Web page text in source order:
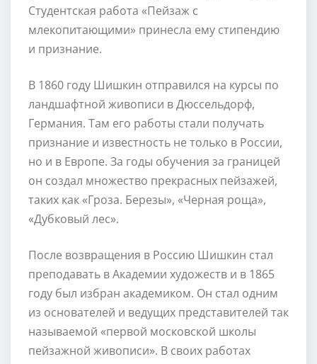
Студентская работа «Пейзаж с
млекопитающими» принесла ему стипендию
и признание.
В 1860 году Шишкин отправился на курсы по
ландшафтной живописи в Дюссельдорф,
Германия. Там его работы стали получать
признание и известность не только в России,
но и в Европе. За годы обучения за границей
он создал множество прекрасных пейзажей,
таких как «Гроза. Березы», «Черная роща»,
«Дубковый лес».
После возвращения в Россию Шишкин стал
преподавать в Академии художеств и в 1865
году был избран академиком. Он стал одним
из основателей и ведущих представителей так
называемой «первой московской школы
пейзажной живописи». В своих работах